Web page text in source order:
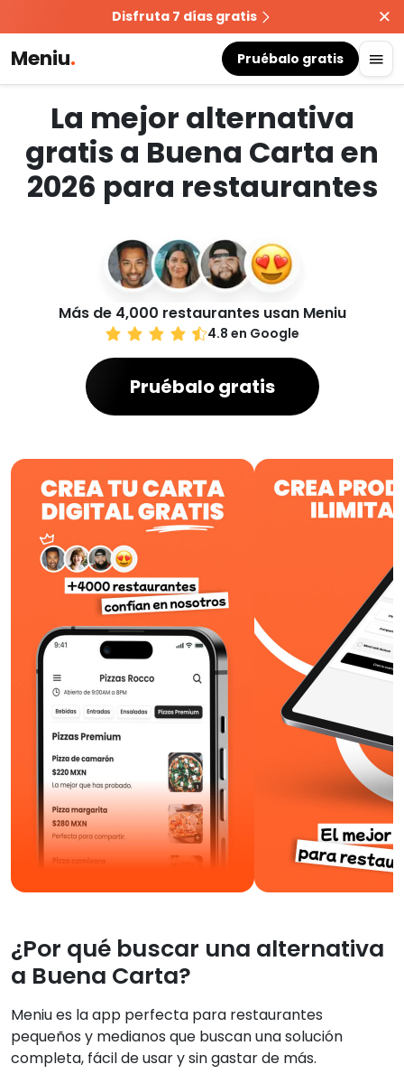
Disfruta 7 días gratis
Meniu. Pruébalo gratis
La mejor alternativa
gratis a Buena Carta en
2026 para restaurantes
Más de 4,000 restaurantes usan Meniu
4.8 en Google
Pruébalo gratis
¿Por qué buscar una alternativa
a Buena Carta?
Meniu es la app perfecta para restaurantes
pequeños y medianos que buscan una solución
completa, fácil de usar y sin gastar de más.